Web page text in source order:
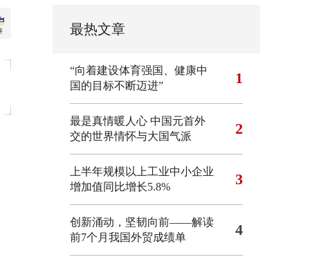
最热文章
“向着建设体育强国、健康中
国的目标不断迈进”
1
最是真情暖人心 中国元首外
交的世界情怀与大国气派
2
上半年规模以上工业中小企业
增加值同比增长5.8%
3
创新涌动，坚韧向前——解读
前7个月我国外贸成绩单
4